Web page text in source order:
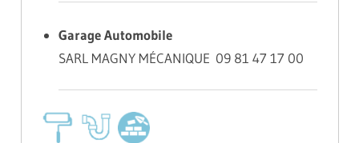
Garage Automobile
SARL MAGNY MÉCANIQUE 09 81 47 17 00